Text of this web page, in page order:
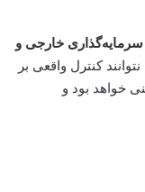
سرمایه‌گذاری خارجی و
کنترل واقعی بر
خواهد بود و